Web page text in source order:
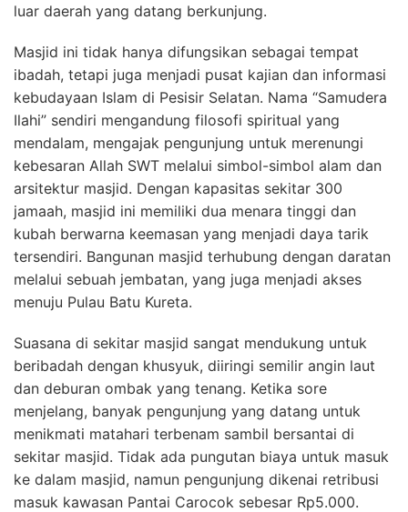
luar daerah yang datang berkunjung.
Masjid ini tidak hanya difungsikan sebagai tempat
ibadah, tetapi juga menjadi pusat kajian dan informasi
kebudayaan Islam di Pesisir Selatan. Nama “Samudera
Ilahi” sendiri mengandung filosofi spiritual yang
mendalam, mengajak pengunjung untuk merenungi
kebesaran Allah SWT melalui simbol-simbol alam dan
arsitektur masjid. Dengan kapasitas sekitar 300
jamaah, masjid ini memiliki dua menara tinggi dan
kubah berwarna keemasan yang menjadi daya tarik
tersendiri. Bangunan masjid terhubung dengan daratan
melalui sebuah jembatan, yang juga menjadi akses
menuju Pulau Batu Kureta.
Suasana di sekitar masjid sangat mendukung untuk
beribadah dengan khusyuk, diiringi semilir angin laut
dan deburan ombak yang tenang. Ketika sore
menjelang, banyak pengunjung yang datang untuk
menikmati matahari terbenam sambil bersantai di
sekitar masjid. Tidak ada pungutan biaya untuk masuk
ke dalam masjid, namun pengunjung dikenai retribusi
masuk kawasan Pantai Carocok sebesar Rp5.000.